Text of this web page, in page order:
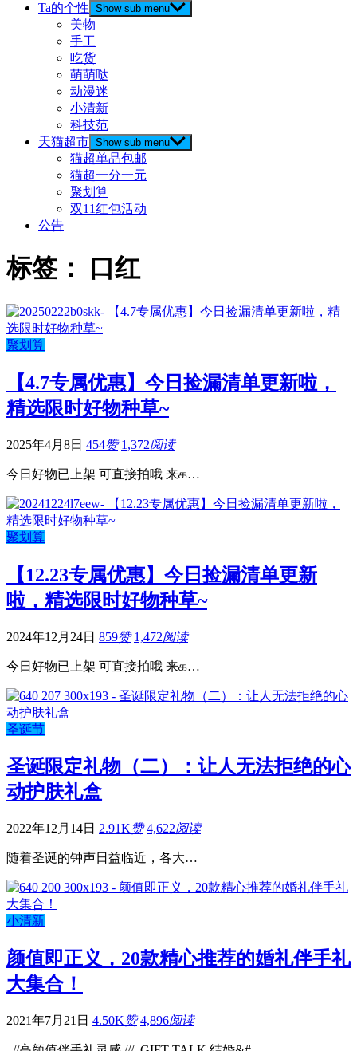
Ta的个性 Show sub menu
美物
手工
吃货
萌萌哒
动漫迷
小清新
科技范
天猫超市 Show sub menu
猫超单品包邮
猫超一分一元
聚划算
双11红包活动
公告
标签： 口红
聚划算
【4.7专属优惠】今日捡漏清单更新啦，
精选限时好物种草~
2025年4月8日 454赞 1,372阅读
今日好物已上架 可直接拍哦 来௧…
聚划算
【12.23专属优惠】今日捡漏清单更新
啦，精选限时好物种草~
2024年12月24日 859赞 1,472阅读
今日好物已上架 可直接拍哦 来௧…
圣诞节
圣诞限定礼物（二）：让人无法拒绝的心
动护肤礼盒
2022年12月14日 2.91K赞 4,622阅读
随着圣诞的钟声日益临近，各大…
小清新
颜值即正义，20款精心推荐的婚礼伴手礼
大集合！
2021年7月21日 4.50K赞 4,896阅读